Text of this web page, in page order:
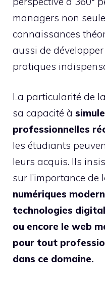
managers non
connaissances
aussi de
pratiques
La particularité de
sa capacité à
professionnelles
les étudiants
leurs acquis. Ils
sur l’importance
numériques
technologies
ou encore le web
pour tout
dans ce domaine.